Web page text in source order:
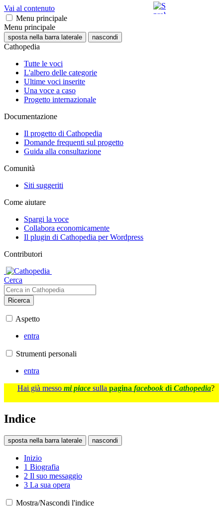
Vai al contenuto
Menu principale
Menu principale
sposta nella barra laterale nascondi
Cathopedia
Tutte le voci
L'albero delle categorie
Ultime voci inserite
Una voce a caso
Progetto internazionale
Documentazione
Il progetto di Cathopedia
Domande frequenti sul progetto
Guida alla consultazione
Comunità
Siti suggeriti
Come aiutare
Spargi la voce
Collabora economicamente
Il plugin di Cathopedia per Wordpress
Contributori
Cerca
Ricerca
Aspetto
entra
Strumenti personali
entra
Hai già messo mi piace sulla pagina facebook di Cathopedia?
Indice
sposta nella barra laterale nascondi
Inizio
1 Biografia
2 Il suo messaggio
3 La sua opera
Mostra/Nascondi l'indice